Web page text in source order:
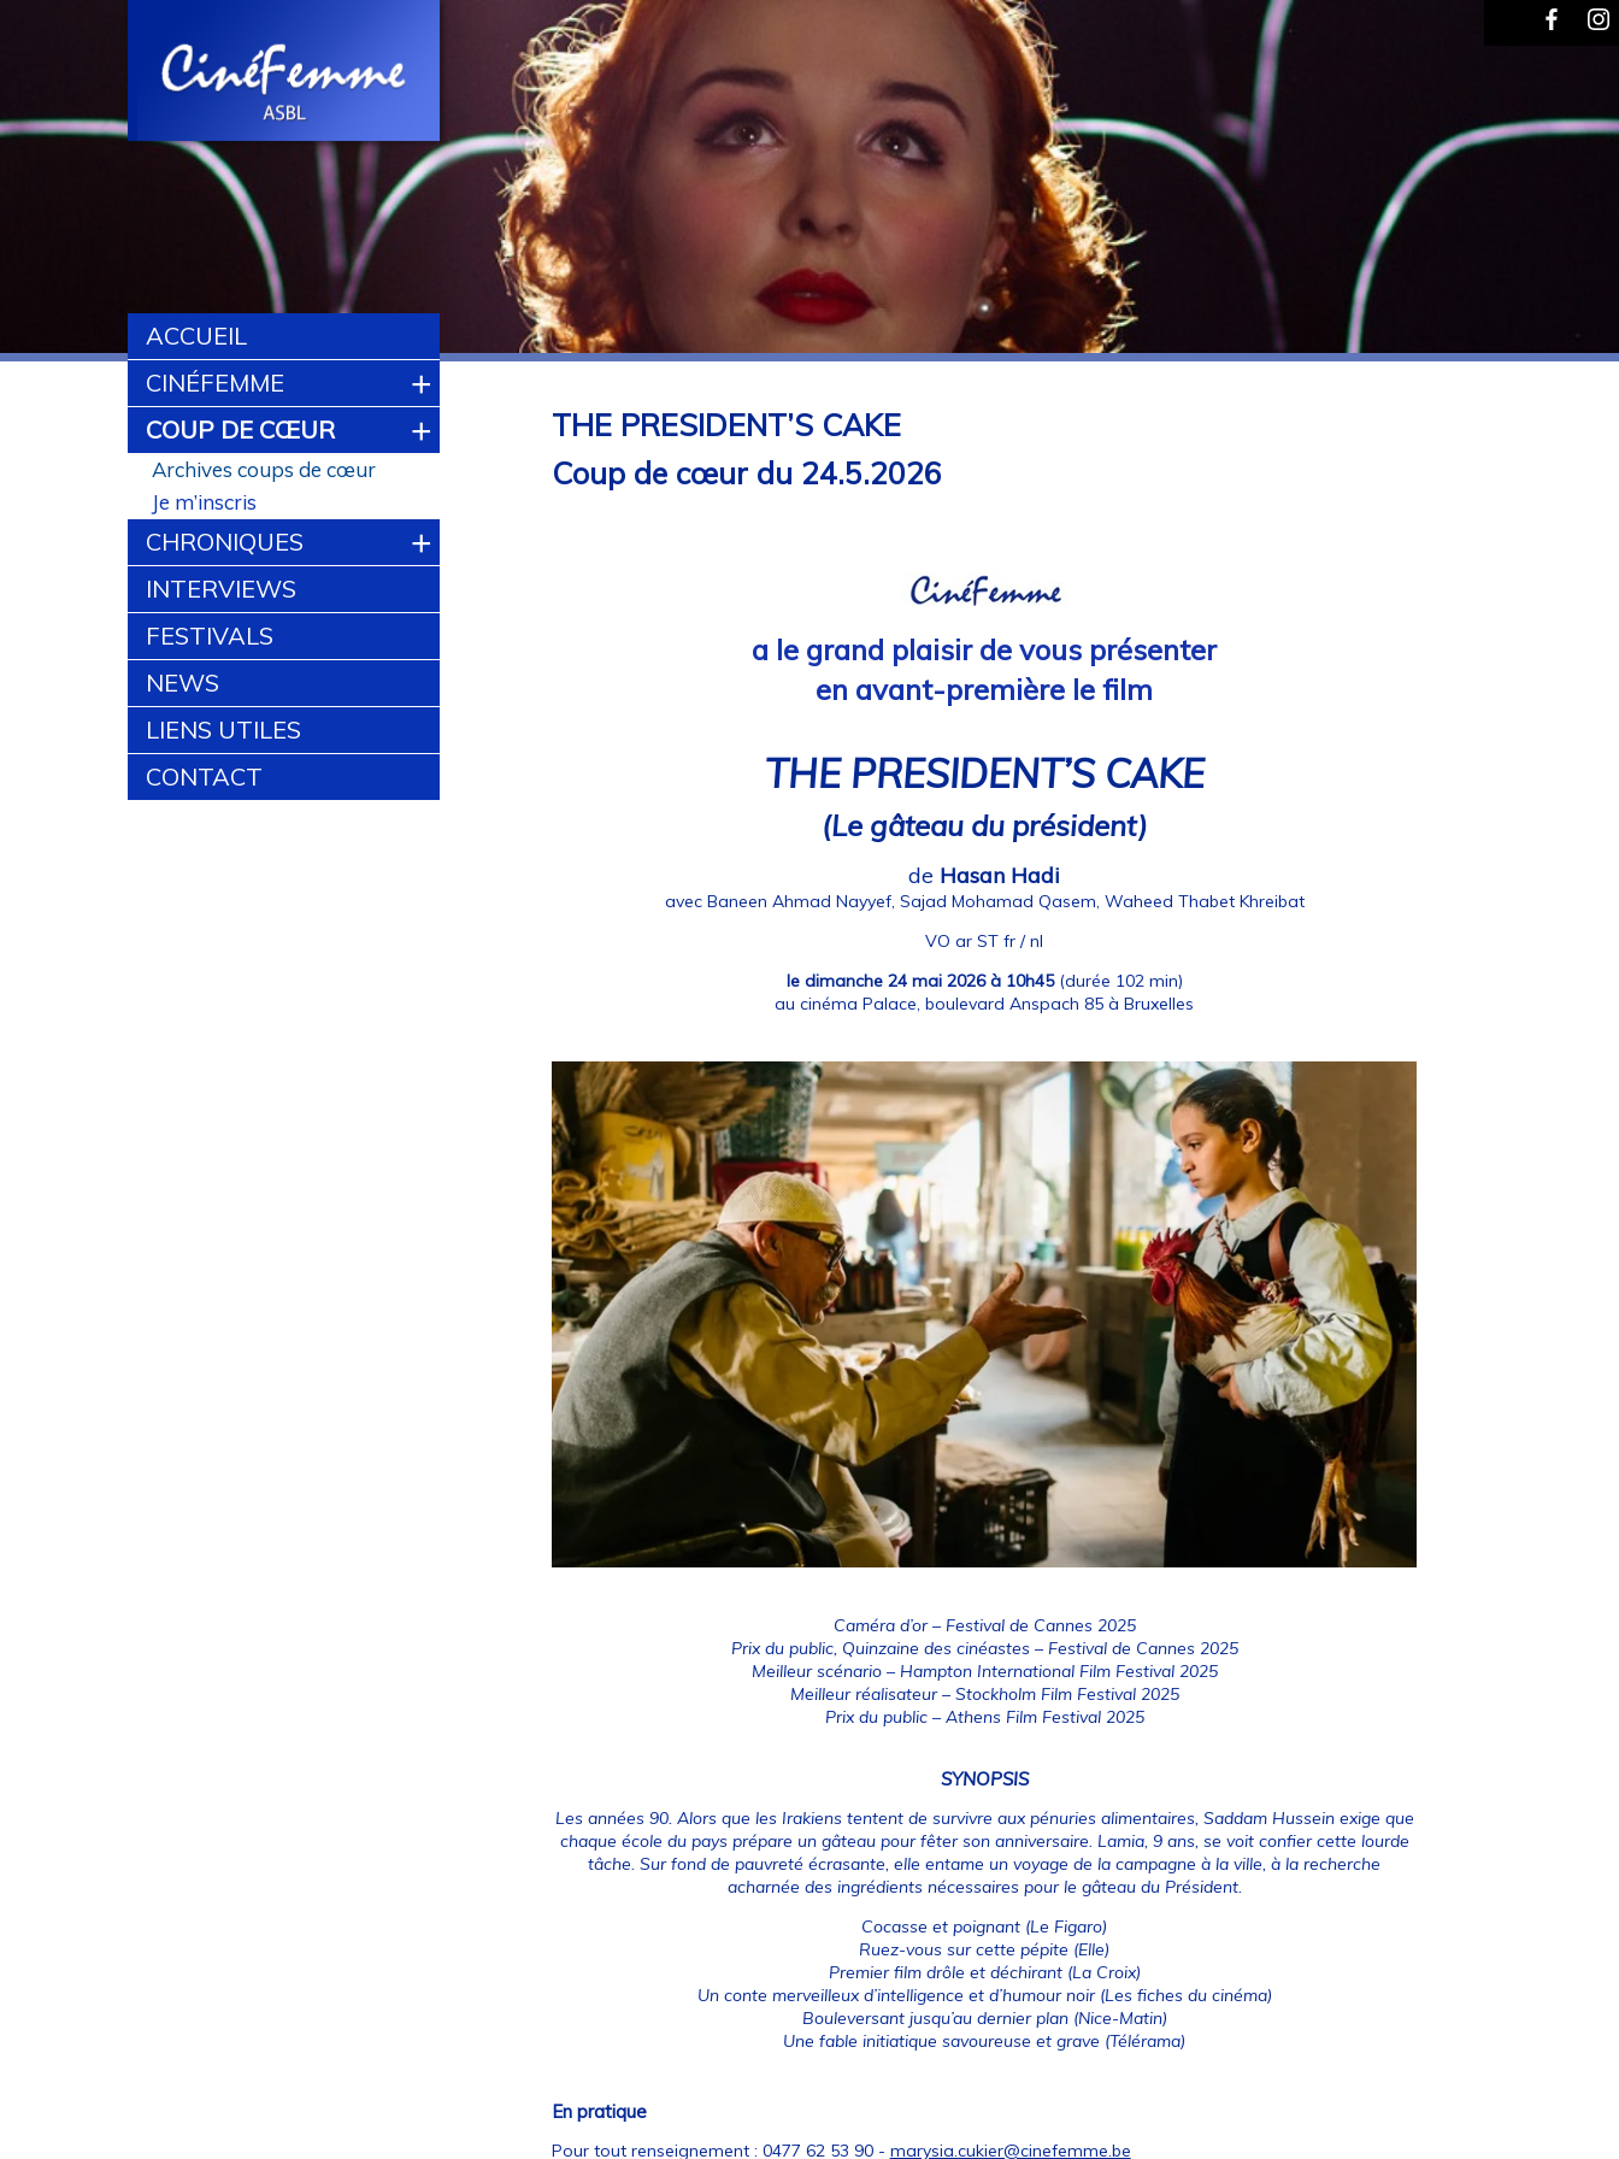
ACCUEIL
CINÉFEMME
+
COUP DE CŒUR
Archives coups de cœur
Je m’inscris
+
CHRONIQUES +
INTERVIEWS
FESTIVALS
NEWS
LIENS UTILES
CONTACT
THE PRESIDENT’S CAKE
Coup de cœur du 24.5.2026
a le grand plaisir de vous présenter
en avant-première le film
THE PRESIDENT’S CAKE
(Le gâteau du président)
de Hasan Hadi
avec Baneen Ahmad Nayyef, Sajad Mohamad Qasem, Waheed Thabet Khreibat
VO ar ST fr / nl
le dimanche 24 mai 2026 à 10h45(durée 102 min)
au cinéma Palace, boulevard Anspach 85 à Bruxelles
Caméra d’or – Festival de Cannes 2025
Prix du public, Quinzaine des cinéastes – Festival de Cannes 2025
Meilleur scénario – Hampton International Film Festival 2025
Meilleur réalisateur – Stockholm Film Festival 2025
Prix du public – Athens Film Festival 2025
SYNOPSIS
Les années 90. Alors que les Irakiens tentent de survivre aux pénuries alimentaires, Saddam Hussein exige que
chaque école du pays prépare un gâteau pour fêter son anniversaire. Lamia, 9 ans, se voit confier cette lourde
tâche. Sur fond de pauvreté écrasante, elle entame un voyage de la campagne à la ville, à la recherche
acharnée des ingrédients nécessaires pour le gâteau du Président.
Cocasse et poignant (Le Figaro)
Ruez-vous sur cette pépite (Elle)
Premier film drôle et déchirant(La Croix)
Un conte merveilleux d’intelligence et d’humour noir(Les fiches du cinéma)
Bouleversant jusqu’au dernier plan(Nice-Matin)
Une fable initiatique savoureuse et grave (Télérama)
En pratique
Pour tout renseignement : 0477 62 53 90 - marysia.cukier@cinefemme.be